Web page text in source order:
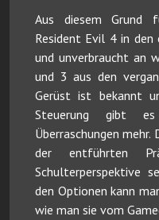
Aus diesem Grund
Resident Evil 4 in
und unverbraucht an
und 3 aus den
Gerüst ist bekannt
Steuerung gibt
Überraschungen
der entführten
Schulterperspektive
den Optionen kann
wie man sie vom